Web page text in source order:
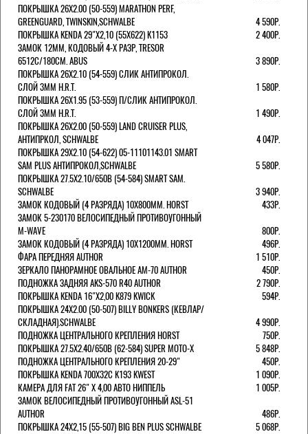
ПОКРЫШКА 26X2.00 (50-559) MARATHON PERF,
GREENGUARD, TWINSKIN,SCHWALBE
4 590Р.
ПОКРЫШКА KENDA 29"Х2,10 (55X622) K1153
2 400Р.
ЗАМОК 12ММ, КОДОВЫЙ 4-Х РАЗР, TRESOR
6512C/180СМ. ABUS
3 890Р.
ПОКРЫШКА 26X2.10 (54-559) СЛИК АНТИПРОКОЛ.
СЛОЙ 3ММ H.R.T.
1 580Р.
ПОКРЫШКА 26X1.95 (53-559) П/СЛИК АНТИПРОКОЛ.
СЛОЙ 3ММ H.R.T.
1 490Р.
ПОКРЫШКА 26X2.00 (50-559) LAND CRUISER PLUS,
АНТИПРКОЛ, SCHWALBE
4 047Р.
ПОКРЫШКА 29X2.10 (54-622) 05-11101143.01 SMART
SAM PLUS АНТИПРОКОЛ,SCHWALBE
5 580Р.
ПОКРЫШКА 27.5X2.10/650B (54-584) SMART SAM.
SCHWALBE
3 940Р.
ЗАМОК КОДОВЫЙ (4 РАЗРЯДА) 10Х800ММ. HORST
433Р.
ЗАМОК 5-230170 ВЕЛОСИПЕДНЫЙ ПРОТИВОУГОННЫЙ
M-WAVE
800Р.
ЗАМОК КОДОВЫЙ (4 РАЗРЯДА) 10Х1200ММ. HORST
496Р.
ФАРА ПЕРЕДНЯЯ AUTHOR
1 510Р.
ЗЕРКАЛО ПАНОРАМНОЕ ОВАЛЬНОЕ AM-70 AUTHOR
450Р.
ПОДНОЖКА ЗАДНЯЯ AKS-570 R40 AUTHOR
2 790Р.
ПОКРЫШКА KENDA 16"Х2,00 K879 KWICK
594Р.
ПОКРЫШКА 24X2.00 (50-507) BILLY BONKERS (КЕВЛАР/
СКЛАДНАЯ).SCHWALBE
4 990Р.
ПОДНОЖКА ЦЕНТРАЛЬНОГО КРЕПЛЕНИЯ HORST
750Р.
ПОКРЫШКА 27.5X2.40/650B (62-584) SUPER MOTO-X
5 848Р.
ПОДНОЖКА ЦЕНТРАЛЬНОГО КРЕПЛЕНИЯ 20-29"
450Р.
ПОКРЫШКА KENDA 700Х32С K193 KWEST
1 090Р.
КАМЕРА ДЛЯ FAT 26" X 4,00 АВТО НИППЕЛЬ
1 005Р.
ЗАМОК ВЕЛОСИПЕДНЫЙ ПРОТИВОУГОННЫЙ ASL-51
AUTHOR
486Р.
ПОКРЫШКА 24X2,15 (55-507) BIG BEN PLUS SCHWALBE
5 068Р.